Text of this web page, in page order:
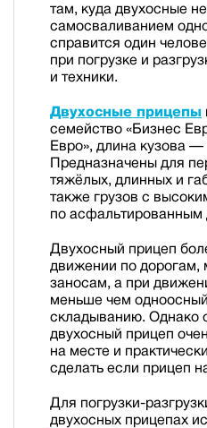
там, куда двухосные
самосваливанием
справится один
при погрузке и
и техники.
Двухосные прицепы
семейство «Бизнес
Евро», длина кузова —
Предназначены для
тяжёлых, длинных и
также грузов с
по асфальтированным
Двухосный прицеп
движении по
заносам, а при
меньше чем
складыванию. Однако
двухосный прицеп
на месте и
сделать если прицеп
Для погрузки-
двухосных прицепах